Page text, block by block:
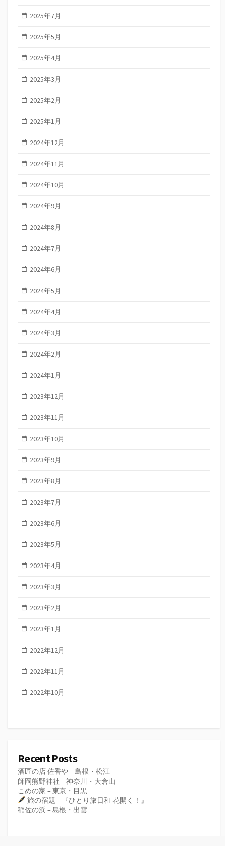
2025年7月
2025年5月
2025年4月
2025年3月
2025年2月
2025年1月
2024年12月
2024年11月
2024年10月
2024年9月
2024年8月
2024年7月
2024年6月
2024年5月
2024年4月
2024年3月
2024年2月
2024年1月
2023年12月
2023年11月
2023年10月
2023年9月
2023年8月
2023年7月
2023年6月
2023年5月
2023年4月
2023年3月
2023年2月
2023年1月
2022年12月
2022年11月
2022年10月
Recent Posts
酒匠の店 佐香や – 島根・松江
師岡熊野神社 – 神奈川・大倉山
こめの家 – 東京・目黒
旅の宿題 – 『ひとり旅日和 花開く！』
稲佐の浜 – 島根・出雲